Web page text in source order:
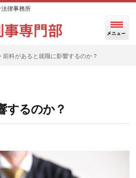
律事務所
前科があると就職に影響するのか？
するのか？